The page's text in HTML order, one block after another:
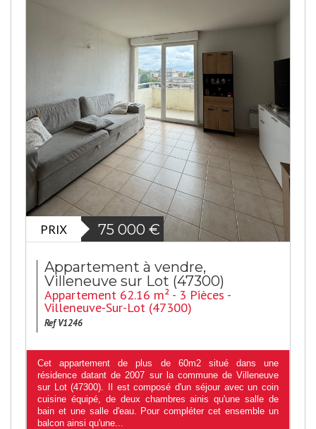
PRIX 75 000 €
Appartement à vendre,
Villeneuve sur Lot (47300)
Appartement 62.16 m² - 3 Pièces -
Villeneuve-Sur-Lot (47300)
Ref V1246
Cet appartement de plus de 60m2 situé dans une
résidence datant de 2007 sur la commune de Villeneuve
sur Lot (47300). Il est composé d'un séjour avec un coin
cuisine équipé, de deux chambres ainis qu'une salle de
bain et une salle d'eau. Pour compléter cet ensemble un
balcon ainsi qu'une...